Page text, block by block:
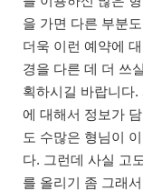
을 가면 다른 부분
더욱 이런 예약에
경을 다른 데 더 쓰
획하시길 바랍니다
에 대해서 정보가
도 수많은 형님이
다. 그런데 사실 고
를 올리기 좀 그래